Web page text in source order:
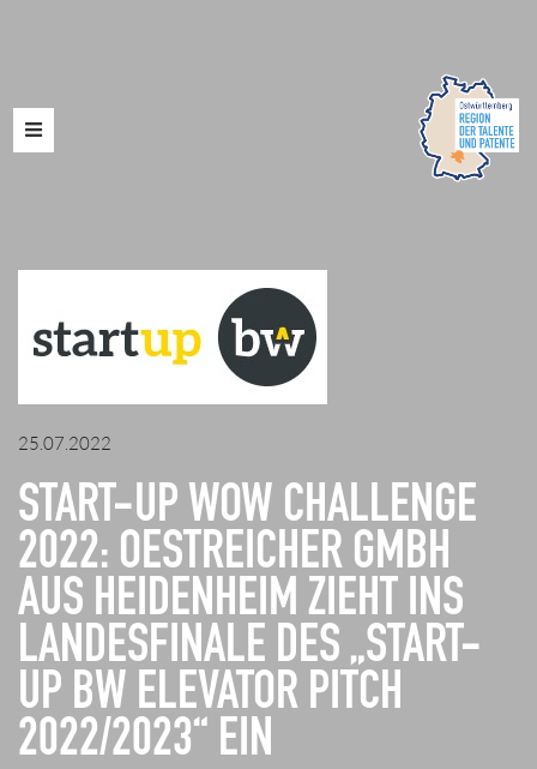
Toggle
navigation
25.07.2022
START-UP WOW CHALLENGE
2022: OESTREICHER GMBH
AUS HEIDENHEIM ZIEHT INS
LANDESFINALE DES „START-
UP BW ELEVATOR PITCH
2022/2023“ EIN